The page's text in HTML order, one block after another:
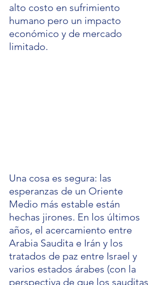
alto costo en sufrimiento
humano pero un impacto
económico y de mercado
limitado.
Una cosa es segura: las
esperanzas de un Oriente
Medio más estable están
hechas jirones. En los últimos
años, el acercamiento entre
Arabia Saudita e Irán y los
tratados de paz entre Israel y
varios estados árabes (con la
perspectiva de que los sauditas